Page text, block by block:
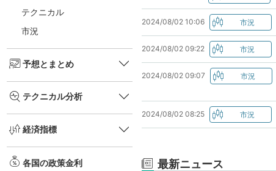
テクニカル
市況
予想とまとめ
テクニカル分析
経済指標
各国の政策金利
2024/08/02 10:06
2024/08/02 09:22
2024/08/02 09:07
2024/08/02 08:25
最新ニュース